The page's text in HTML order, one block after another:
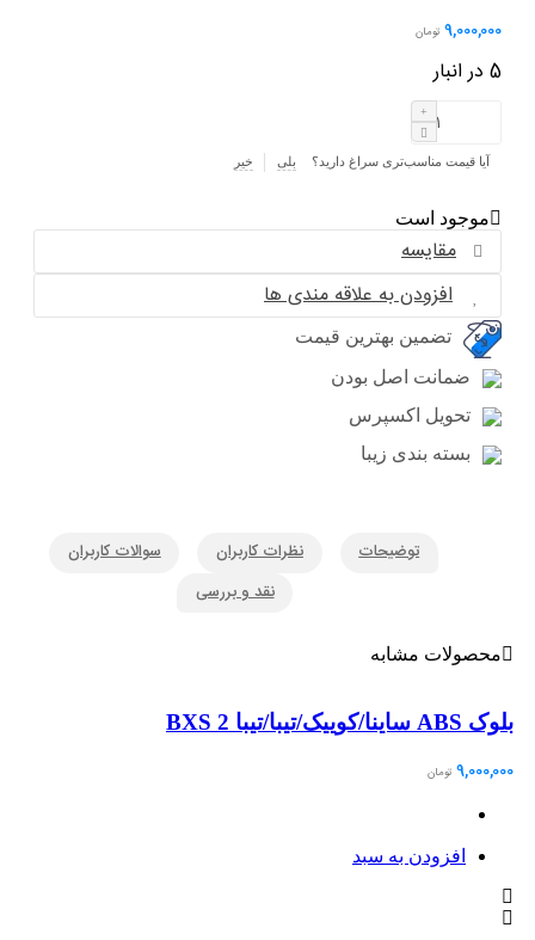
9,000,000 تومان
5 در انبار
ABS
تیبا
BOSCH
عدد
آیا قیمت مناسب‌تری سراغ دارید؟ بلی خیر
موجود است
مقایسه
افزودن به علاقه مندی ها
تضمین بهترین قیمت
ضمانت اصل بودن
تحویل اکسپرس
بسته بندی زیبا
توضیحات نظرات کاربران
سوالات کاربران
نقد و بررسی
محصولات مشابه
بلوک ABS ساینا/کوییک/تیبا/تیبا 2 BXS
9,000,000 تومان
افزودن به سبد